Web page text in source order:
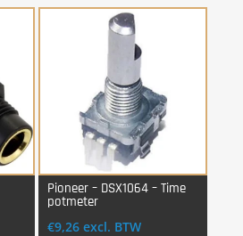
Login Voor Aankoop
Pioneer – DSX1064 – Time
potmeter
€9,26 excl. BTW